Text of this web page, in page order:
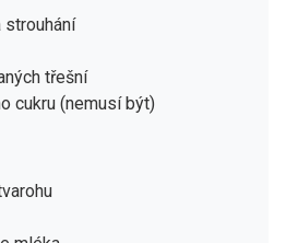
strouhání
třešní
cukru (nemusí být)